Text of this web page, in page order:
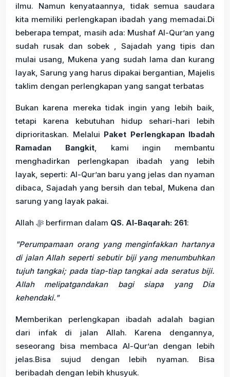
ilmu. Namun kenyataannya, tidak semua saudara
kita memiliki perlengkapan ibadah yang memadai.Di
beberapa tempat, masih ada: Mushaf Al-Qur’an yang
sudah rusak dan sobek , Sajadah yang tipis dan
mulai usang, Mukena yang sudah lama dan kurang
layak, Sarung yang harus dipakai bergantian, Majelis
taklim dengan perlengkapan yang sangat terbatas
Bukan karena mereka tidak ingin yang lebih baik,
tetapi karena kebutuhan hidup sehari-hari lebih
diprioritaskan. Melalui Paket Perlengkapan Ibadah
Ramadan Bangkit, kami ingin membantu
menghadirkan perlengkapan ibadah yang lebih
layak, seperti: Al-Qur’an baru yang jelas dan nyaman
dibaca, Sajadah yang bersih dan tebal, Mukena dan
sarung yang layak pakai.
Allah ﷻ berfirman dalam QS. Al-Baqarah: 261:
"Perumpamaan orang yang menginfakkan hartanya
di jalan Allah seperti sebutir biji yang menumbuhkan
tujuh tangkai; pada tiap-tiap tangkai ada seratus biji.
Allah melipatgandakan bagi siapa yang Dia
kehendaki."
Memberikan perlengkapan ibadah adalah bagian
dari infak di jalan Allah. Karena dengannya,
seseorang bisa membaca Al-Qur’an dengan lebih
jelas.Bisa sujud dengan lebih nyaman. Bisa
beribadah dengan lebih khusyuk.